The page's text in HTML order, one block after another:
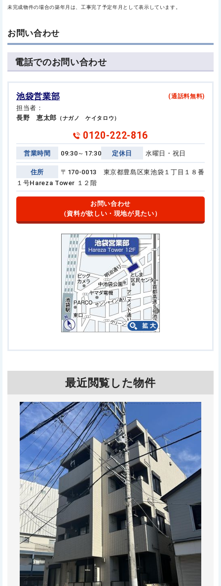
未完成物件の場合の築年月は、工事完了予定年月として表示しています。
お問い合わせ
電話でのお問い合わせ
池袋営業部
担当者：
長野 恵太郎 （ナガノ ケイタロウ）
0120-222-816
(通話料無料)
営業時間 09:30～17:30 定休日 水曜日・祝日
住所
〒170-0013 東京都豊島区東池袋１丁目１８番
１号Hareza Tower １２階
お問い合わせ
（資料が欲しい・現地が見たい）
最近閲覧した物件